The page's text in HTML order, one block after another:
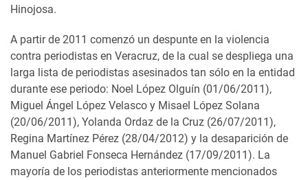
Hinojosa.
A partir de 2011 comenzó un despunte en la violencia
contra periodistas en Veracruz, de la cual se despliega una
larga lista de periodistas asesinados tan sólo en la entidad
durante ese periodo: Noel López Olguín (01/06/2011),
Miguel Ángel López Velasco y Misael López Solana
(20/06/2011), Yolanda Ordaz de la Cruz (26/07/2011),
Regina Martínez Pérez (28/04/2012) y la desaparición de
Manuel Gabriel Fonseca Hernández (17/09/2011). La
mayoría de los periodistas anteriormente mencionados